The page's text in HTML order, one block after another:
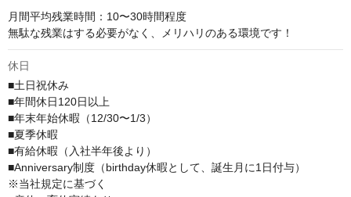
月間平均残業時間：10〜30時間程度
無駄な残業はする必要がなく、メリハリのある環境です！
休日
■土日祝休み
■年間休日120日以上
■年末年始休暇（12/30〜1/3）
■夏季休暇
■有給休暇（入社半年後より）
■Anniversary制度（birthday休暇として、誕生月に1日付与）
※当社規定に基づく